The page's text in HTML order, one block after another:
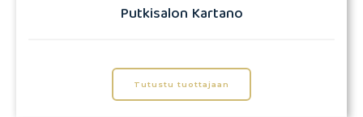
Putkisalon Kartano
Tutustu tuottajaan